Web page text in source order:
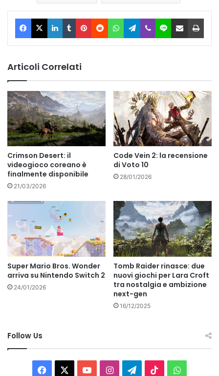
Facebook
X LinkedIn
TumblrPinterest
RedditWhatsAppTelegram
ViberLine Condividi via Email
Articoli Correlati
Crimson Desert: il
videogioco coreano è
finalmente disponibile
21/03/2026
Code Vein 2: la recensione
di Voto 10
28/01/2026
Super Mario Bros. Wonder
arriva su Nintendo Switch 2
24/01/2026
Tomb Raider rinasce: due
nuovi giochi per Lara Croft
tra nostalgia e ambizione
next-gen
16/12/2025
Follow Us
Facebook You InstagramTelegram
TikTok